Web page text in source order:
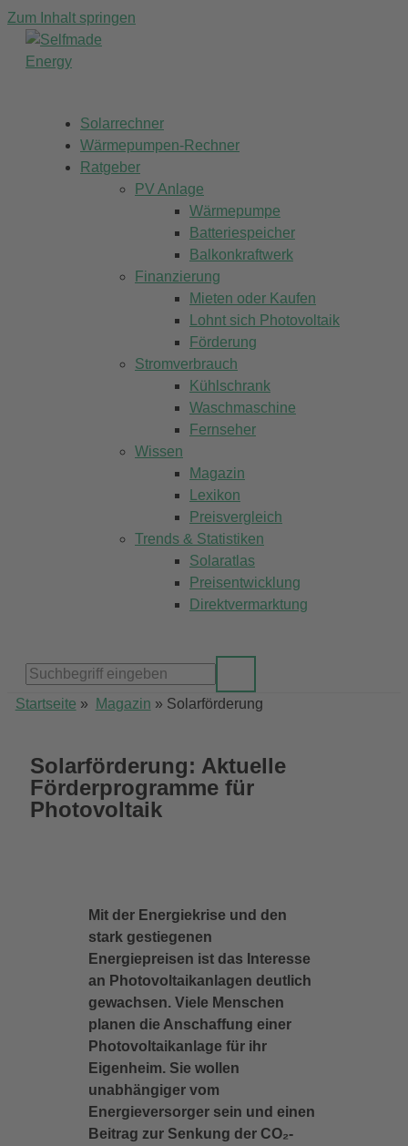
Zum Inhalt springen
Solarrechner
Wärmepumpen-Rechner
Ratgeber
PV Anlage
Wärmepumpe
Batteriespeicher
Balkonkraftwerk
Finanzierung
Mieten oder Kaufen
Lohnt sich Photovoltaik
Förderung
Stromverbrauch
Kühlschrank
Waschmaschine
Fernseher
Wissen
Magazin
Lexikon
Preisvergleich
Trends & Statistiken
Solaratlas
Preisentwicklung
Direktvermarktung
Startseite » Magazin » Solarförderung
Solarförderung: Aktuelle
Förderprogramme für
Photovoltaik
Mit der Energiekrise und den
stark gestiegenen
Energiepreisen ist das Interesse
an Photovoltaikanlagen deutlich
gewachsen. Viele Menschen
planen die Anschaffung einer
Photovoltaikanlage für ihr
Eigenheim. Sie wollen
unabhängiger vom
Energieversorger sein und einen
Beitrag zur Senkung der CO₂-